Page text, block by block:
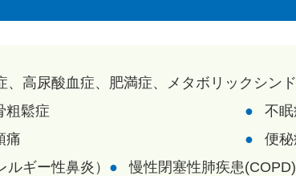
、 高尿酸血症、 肥満症、メタボリックシン
粗鬆症
不眠
痛
便秘
ルギー性鼻炎） 慢性閉塞性肺疾患(COPD)